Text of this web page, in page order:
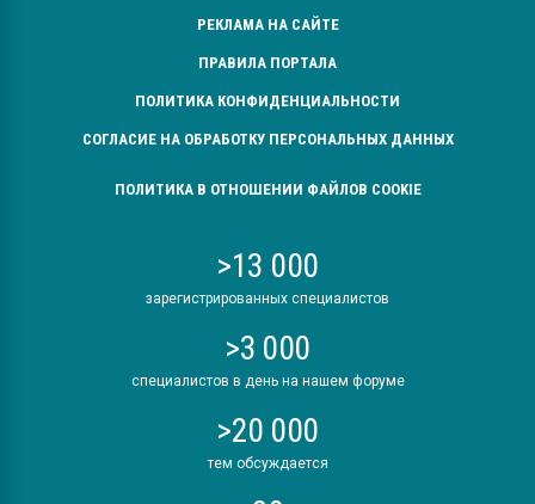
РЕКЛАМА НА САЙТЕ
ПРАВИЛА ПОРТАЛА
ПОЛИТИКА КОНФИДЕНЦИАЛЬНОСТИ
СОГЛАСИЕ НА ОБРАБОТКУ ПЕРСОНАЛЬНЫХ ДАННЫХ
ПОЛИТИКА В ОТНОШЕНИИ ФАЙЛОВ COOKIE
>13 000
зарегистрированных специалистов
>3 000
специалистов в день на нашем форуме
>20 000
тем обсуждается